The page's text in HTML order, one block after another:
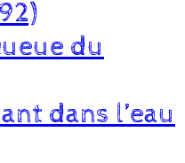
du
dans l’eau